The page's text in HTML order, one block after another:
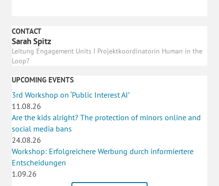
CONTACT
Sarah Spitz
Leitung Engagement Units I Projektkoordinatorin Human in the
Loop?
UPCOMING EVENTS
3rd Workshop on ‘Public Interest AI’
11.08.26
Are the kids alright? The protection of minors online and
social media bans
24.08.26
Workshop: Erfolgreichere Werbung durch informiertere
Entscheidungen
1.09.26